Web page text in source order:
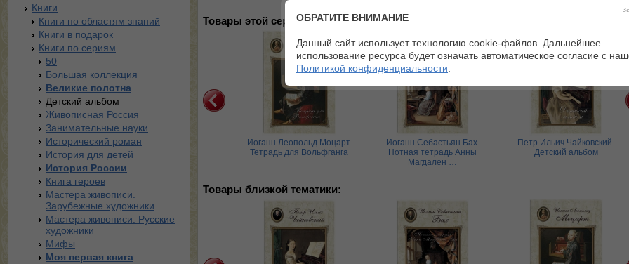
Книги
Книги по областям знаний
Книги в подарок
Книги по сериям
50
Большая коллекция
Великие полотна
Детский альбом
Живописная Россия
Занимательные науки
Исторический роман
История для детей
История России
Книга героев
Мастера живописи.
Зарубежные художники
Мастера живописи. Русские
художники
Мифы
Моя первая книга
Товары этой серии:
Себастьян Бах.
тетрадь Анны
Магдален …
Петр Ильич Чайковский.
Иоганн Леопольд Моцарт.
Тетрадь для Вольфганга
Иоганн Себастьян Бах.
Нотная тетрадь Анны
Магдален …
Петр Ильич Чайковский.
Детский альбом
Товары близкой тематики:
ОБРАТИТЕ ВНИМАНИЕ
Данный сайт использует технологию cookie-файлов. Дальнейшее
использование ресурса будет означать автоматическое согласие с
Политикой конфиденциальности